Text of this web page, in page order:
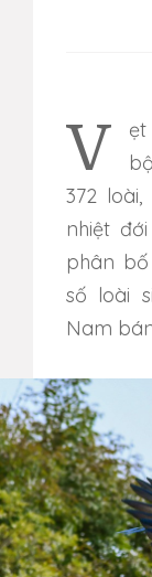
Vẹt là những loài chim thuộc
372
nhiệt
phân
số loài
Nam